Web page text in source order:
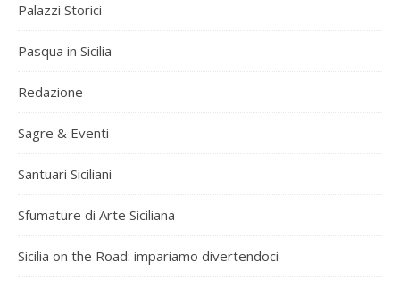
Palazzi Storici
Pasqua in Sicilia
Redazione
Sagre & Eventi
Santuari Siciliani
Sfumature di Arte Siciliana
Sicilia on the Road: impariamo divertendoci